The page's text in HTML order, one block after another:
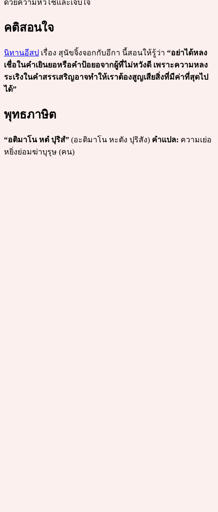
ด้วยความหิวโซและเจ็บใจ
คติสอนใจ
นิทานอีสป เรื่อง สุนัขจิ้งจอกกับอีกา นี้สอนให้รู้ว่า “อย่าได้หลง
เชื่อในคำเยินยอหรือคำป้อยอจากผู้ที่ไม่หวังดี เพราะความหลง
ระเริงในคำสรรเสริญอาจทำให้เราต้องสูญเสียสิ่งที่มีค่าที่สุดไป
ได้”
พุทธภาษิต
“อติมาโน หตํ ปุริสํ” (อะติมาโน หะตัง ปุริสัง) คำแปล: ความเย่อ
หยิ่งย่อมฆ่าบุรุษ (คน)